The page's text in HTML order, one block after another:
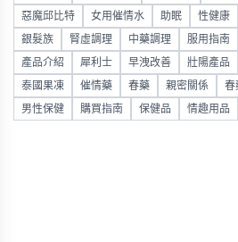
惡魔邱比特 女用催情水 助眠 性健康
銀髮族 腎虛調理 中藥調理 服用指南
產品介紹 犀利士 早洩改善 壯陽產品
泰國果凍 催情藥 春藥 親密關係 春
男性保健 購買指南 保健品 情趣用品